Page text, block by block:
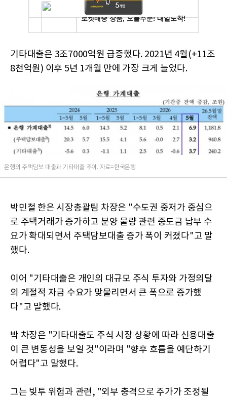
기타대출은 3조7000억원 급증했다. 2021년 4월(+11조
8천억원) 이후 5년 1개월 만에 가장 크게 늘었다.
은행의 주택담보 대출과 기타대출 추이. 자료=한국은행
박민철 한은 시장총괄팀 차장은 "수도권 중저가 중심으
로 주택거래가 증가하고 분양 물량 관련 중도금 납부 수
요가 확대되면서 주택담보대출 증가 폭이 커졌다"고 말
했다.
이어 "기타대출은 개인의 대규모 주식 투자와 가정의달
의 계절적 자금 수요가 맞물리면서 큰 폭으로 증가했
다"고 말했다.
박 차장은 "기타대출도 주식 시장 상황에 따라 신용대출
이 큰 변동성을 보일 것"이라며 "향후 흐름을 예단하기
어렵다"고 말했다.
그는 빚투 위험과 관련, "외부 충격으로 주가가 조정될